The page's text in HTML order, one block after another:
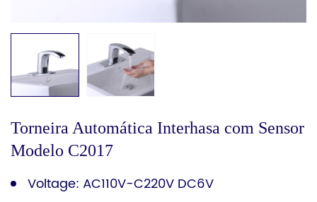
Torneira Automática Interhasa com Sensor
Modelo C2017
Voltage: AC110V-C220V DC6V